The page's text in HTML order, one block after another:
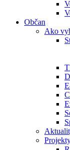
Občan
Ako